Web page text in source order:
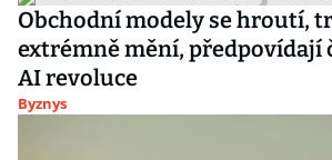
Obchodní modely se hroutí,
extrémně mění, předpovídají
AI revoluce
Byznys